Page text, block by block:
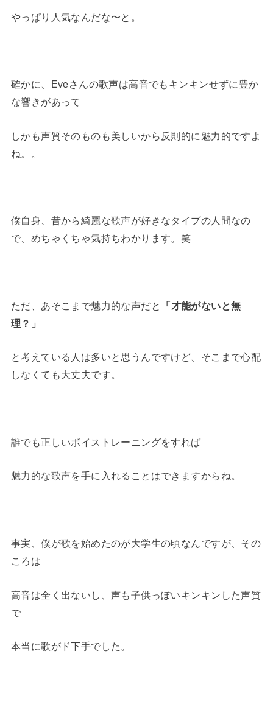
やっぱり人気なんだな〜と。
確かに、Eveさんの歌声は高音でもキンキンせずに豊か
な響きがあって
しかも声質そのものも美しいから反則的に魅力的ですよ
ね。。
僕自身、昔から綺麗な歌声が好きなタイプの人間なの
で、めちゃくちゃ気持ちわかります。笑
ただ、あそこまで魅力的な声だと
「才能がないと無
理？」
と考えている人は多いと思うんですけど、そこまで心配
しなくても大丈夫です。
誰でも正しいボイストレーニングをすれば
魅力的な歌声を手に入れることはできますからね。
事実、僕が歌を始めたのが大学生の頃なんですが、その
ころは
高音は全く出ないし、声も子供っぽいキンキンした声質
で
本当に歌がド下手でした。